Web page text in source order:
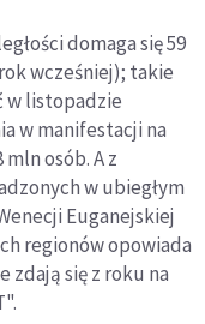
domaga się 59
wcześniej); takie
w listopadzie
w manifestacji na
osób. A z
w ubiegłym
Euganejskiej
regionów opowiada
zdają się z roku na